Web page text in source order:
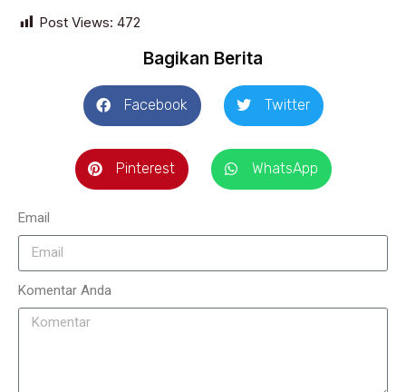
Post Views: 472
Bagikan Berita
Facebook Twitter
Pinterest WhatsApp
Email
Komentar Anda